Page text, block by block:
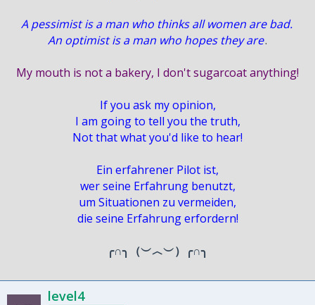
A pessimist is a man who thinks all women are bad.
An optimist is a man who hopes they are.
My mouth is not a bakery, I don't sugarcoat anything!
If you ask my opinion,
I am going to tell you the truth,
Not that what you'd like to hear!
Ein erfahrener Pilot ist,
wer seine Erfahrung benutzt,
um Situationen zu vermeiden,
die seine Erfahrung erfordern!
╭∩╮（︶︿︶）╭∩╮
level4